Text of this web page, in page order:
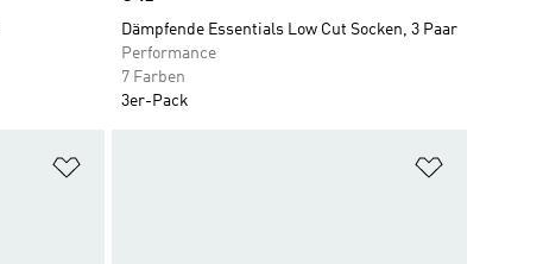
Dämpfende Essentials Low Cut Socken, 3 Paar
Performance
7 Farben
3er-Pack